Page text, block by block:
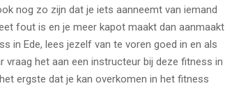
nog zo zijn dat je iets aanneemt van iemand
fout is en je meer kapot maakt dan aanmaakt
in Ede, lees jezelf van te voren goed in en als
het aan een instructeur bij deze fitness in
ergste dat je kan overkomen in het fitness